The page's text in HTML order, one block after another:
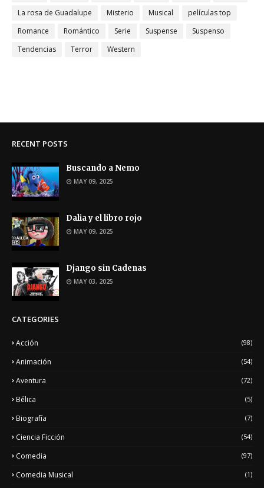
La rosa de Guadalupe
Misterio Musical
películas top
Romance
Romántico Serie Suspense
Suspenso
Tendencias
Terror Western
RECENT POSTS
Buscando a Nemo
MAY 09, 2025
Dalia y el libro rojo
MAY 09, 2025
Django sin Cadenas
MAY 03, 2025
CATEGORIES
Acción (98)
Animación (54)
Aventura (72)
Bélica (5)
Biografía (7)
Ciencia Ficción (54)
Comedia (97)
Comedia Musical (1)